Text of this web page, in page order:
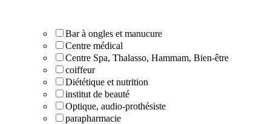
Bar à ongles et manucure
Centre médical
Centre Spa, Thalasso, Hammam, Bien-être
coiffeur
Diététique et nutrition
institut de beauté
Optique, audio-prothésiste
parapharmacie